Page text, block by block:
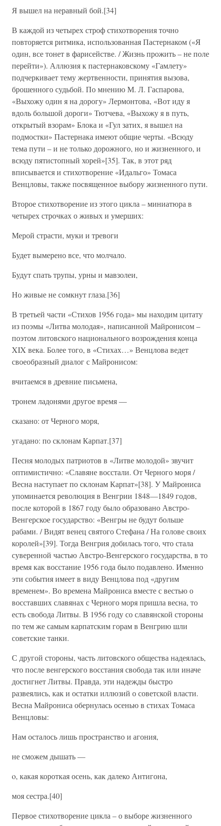
Я вышел на неравный бой.[34]
В каждой из четырех строф стихотворения точно
повторяется ритмика, использованная Пастернаком («Я
один, все тонет в фарисействе. / Жизнь прожить – не поле
перейти»). Аллюзия к пастернаковскому «Гамлету»
подчеркивает тему жертвенности, принятия вызова,
брошенного судьбой. По мнению М. Л. Гаспарова,
«Выхожу один я на дорогу» Лермонтова, «Вот иду я
вдоль большой дороги» Тютчева, «Выхожу я в путь,
открытый взорам» Блока и «Гул затих, я вышел на
подмостки» Пастернака имеют общие черты. «Всюду
тема пути – и не только дорожного, но и жизненного, и
всюду пятистопный хорей»[35]. Так, в этот ряд
вписывается и стихотворение «Идальго» Томаса
Венцловы, также посвященное выбору жизненного пути.
Второе стихотворение из этого цикла – миниатюра в
четырех строчках о живых и умерших:
Мерой страсти, муки и тревоги
Будет вымерено все, что молчало.
Будут спать трупы, урны и мавзолеи,
Но живые не сомкнут глаза.[36]
В третьей части «Стихов 1956 года» мы находим цитату
из поэмы «Литва молодая», написанной Майронисом –
поэтом литовского национального возрождения конца
XIX века. Более того, в «Стихах…» Венцлова ведет
своеобразный диалог с Майронисом:
вчитаемся в древние письмена,
тронем ладонями другое время —
сказано: от Черного моря,
угадано: по склонам Карпат.[37]
Песня молодых патриотов в «Литве молодой» звучит
оптимистично: «Славяне восстали. От Черного моря /
Весна наступает по склонам Карпат»[38]. У Майрониса
упоминается революция в Венгрии 1848—1849 годов,
после которой в 1867 году было образовано Австро-
Венгерское государство: «Венгры не будут больше
рабами. / Видят венец святого Стефана / На голове своих
королей»[39]. Тогда Венгрия добилась того, что стала
суверенной частью Австро-Венгерского государства, в то
время как восстание 1956 года было подавлено. Именно
эти события имеет в виду Венцлова под «другим
временем». Во времена Майрониса вместе с вестью о
восставших славянах с Черного моря пришла весна, то
есть свобода Литвы. В 1956 году со славянской стороны
по тем же самым карпатским горам в Венгрию шли
советские танки.
С другой стороны, часть литовского общества надеялась,
что после венгерского восстания свобода так или иначе
достигнет Литвы. Правда, эти надежды быстро
развеялись, как и остатки иллюзий о советской власти.
Весна Майрониса обернулась осенью в стихах Томаса
Венцловы:
Нам осталось лишь пространство и агония,
не сможем дышать —
o, какая короткая осень, как далеко Антигона,
моя сестра.[40]
Первое стихотворение цикла – о выборе жизненного